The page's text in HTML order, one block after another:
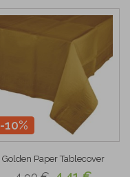
-10%
Golden Paper Tablecover